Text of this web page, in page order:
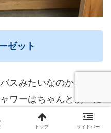
ゼット
スみたいなのかな？と
ワーはちゃんと別々に
トップ サイドバー